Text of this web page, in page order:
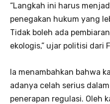
“Langkah ini harus
penegakan hukum yang
Tidak boleh ada
ekologis,” ujar politisi dari
Ia menambahkan bahwa
adanya celah serius
penerapan regulasi. Oleh